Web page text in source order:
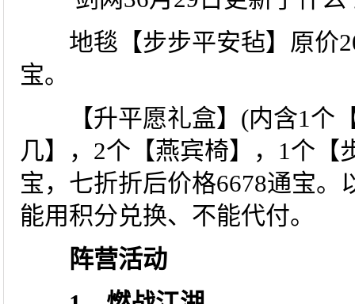
地毯【步步平安毡】原价
宝。
【升平愿礼盒】(内含1个【
几】，2个【燕宾椅】，1个【
宝，七折折后价格6678通宝
能用积分兑换、不能代付。
阵营活动